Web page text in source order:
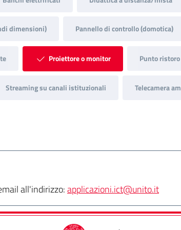
dimensioni) Pannello di controllo (domotica)
Proiettore o monitor Punto ristoro
Streaming su canali istituzionali Telecamera
all'indirizzo:applicazioni.ict@unito.it